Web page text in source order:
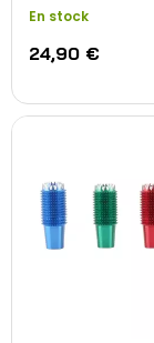
En stock
24,90 €